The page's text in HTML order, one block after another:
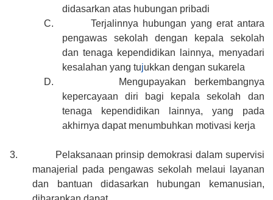
didasarkan atas hubungan pribadi
C.
Terjalinnya hubungan yang erat antara
pengawas sekolah dengan kepala sekolah
dan tenaga kependidikan lainnya, menyadari
kesalahan yang tujukkan dengan sukarela
D.
Mengupayakan berkembangnya
kepercayaan diri bagi kepala sekolah dan
tenaga kependidikan lainnya, yang pada
akhirnya dapat menumbuhkan motivasi kerja
3.
Pelaksanaan prinsip demokrasi dalam supervisi
manajerial pada pengawas sekolah melaui layanan
dan bantuan didasarkan hubungan kemanusian,